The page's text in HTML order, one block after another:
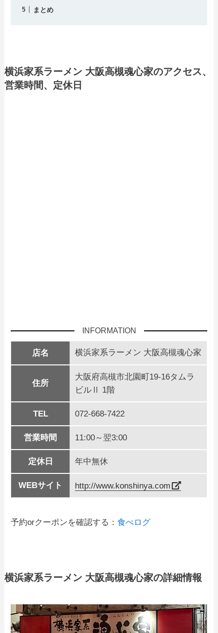
まとめ
横浜家系ラーメン 大阪高槻魂心家のアクセス、
営業時間、定休日
INFORMATION
店名 横浜家系ラーメン 大阪高槻魂心家
住所
大阪府高槻市北園町19-16タムラ
ビルⅡ 1階
TEL 072-668-7422
営業時間 11:00～翌3:00
定休日 年中無休
WEBサイト http://www.konshinya.com
予約orクーポンを確認する：食べログ
横浜家系ラーメン 大阪高槻魂心家の詳細情報